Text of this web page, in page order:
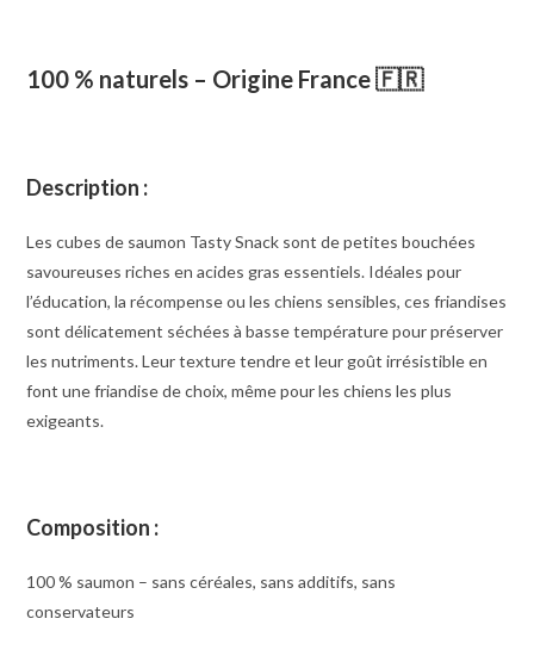
100 % naturels – Origine France 🇫🇷
Description :
Les cubes de saumon Tasty Snack sont de petites bouchées
savoureuses riches en acides gras essentiels. Idéales pour
l’éducation, la récompense ou les chiens sensibles, ces friandises
sont délicatement séchées à basse température pour préserver
les nutriments. Leur texture tendre et leur goût irrésistible en
font une friandise de choix, même pour les chiens les plus
exigeants.
Composition :
100 % saumon – sans céréales, sans additifs, sans
conservateurs